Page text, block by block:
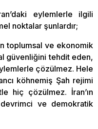
eylemlerle ilgili
noktalar şunlardır;
toplumsal ve ekonomik
güvenliğini tehdit eden,
çözülmez. Hele
köhnemiş Şah rejimi
hiç çözülmez. İran’ın
ve demokratik